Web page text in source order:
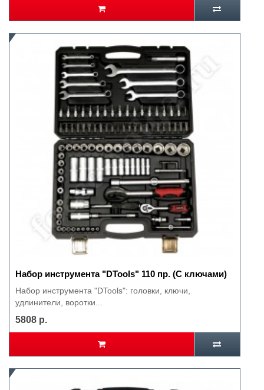
Набор инструмента "DTools" 110 пр. (C ключами)
Набор инструмента "DTools": головки, ключи,
удлинители, воротки...
5808 р.